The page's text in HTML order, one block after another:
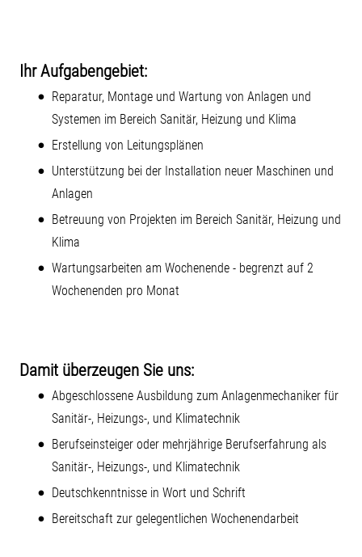
Ihr Aufgabengebiet:
Reparatur, Montage und Wartung von Anlagen und
Systemen im Bereich Sanitär, Heizung und Klima
Erstellung von Leitungsplänen
Unterstützung bei der Installation neuer Maschinen und
Anlagen
Betreuung von Projekten im Bereich Sanitär, Heizung und
Klima
Wartungsarbeiten am Wochenende - begrenzt auf 2
Wochenenden pro Monat
Damit überzeugen Sie uns:
Abgeschlossene Ausbildung zum Anlagenmechaniker für
Sanitär-, Heizungs-, und Klimatechnik
Berufseinsteiger oder mehrjährige Berufserfahrung als
Sanitär-, Heizungs-, und Klimatechnik
Deutschkenntnisse in Wort und Schrift
Bereitschaft zur gelegentlichen Wochenendarbeit